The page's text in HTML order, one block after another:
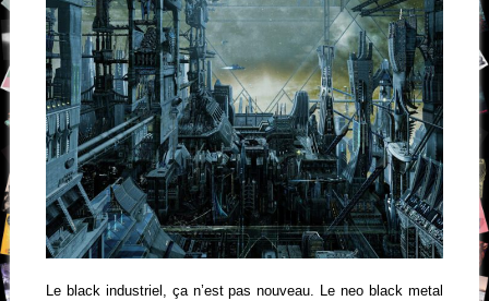
Le black industriel, ça n’est pas nouveau. Le neo black metal